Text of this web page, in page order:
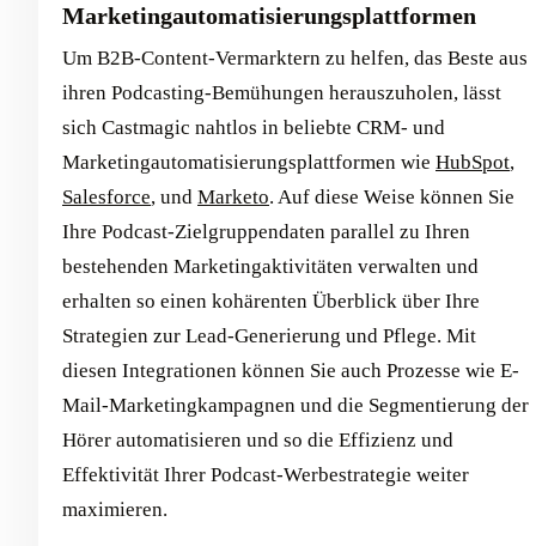
Marketingautomatisierungsplattformen
Um B2B-Content-Vermarktern zu helfen, das Beste aus
ihren Podcasting-Bemühungen herauszuholen, lässt
sich Castmagic nahtlos in beliebte CRM- und
Marketingautomatisierungsplattformen wie HubSpot,
Salesforce, und Marketo. Auf diese Weise können Sie
Ihre Podcast-Zielgruppendaten parallel zu Ihren
bestehenden Marketingaktivitäten verwalten und
erhalten so einen kohärenten Überblick über Ihre
Strategien zur Lead-Generierung und Pflege. Mit
diesen Integrationen können Sie auch Prozesse wie E-
Mail-Marketingkampagnen und die Segmentierung der
Hörer automatisieren und so die Effizienz und
Effektivität Ihrer Podcast-Werbestrategie weiter
maximieren.